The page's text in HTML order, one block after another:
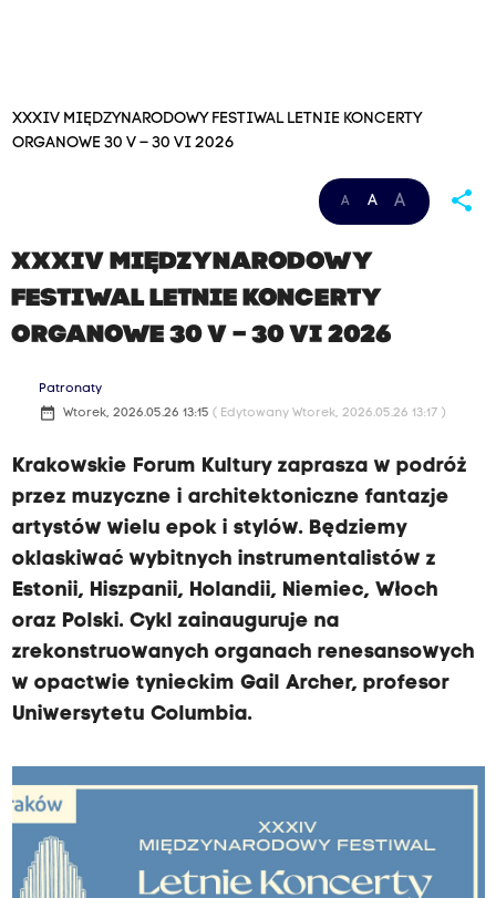
XXXIV MIĘDZYNARODOWY FESTIWAL LETNIE KONCERTY
ORGANOWE 30 V – 30 VI 2026
A A A share
XXXIV MIĘDZYNARODOWY
FESTIWAL LETNIE KONCERTY
ORGANOWE 30 V – 30 VI 2026
Patronaty
date_range Wtorek, 2026.05.26 13:15 ( Edytowany Wtorek, 2026.05.26 13:17 )
Krakowskie Forum Kultury zaprasza w podróż
przez muzyczne i architektoniczne fantazje
artystów wielu epok i stylów. Będziemy
oklaskiwać wybitnych instrumentalistów z
Estonii, Hiszpanii, Holandii, Niemiec, Włoch
oraz Polski. Cykl zainauguruje na
zrekonstruowanych organach renesansowych
w opactwie tynieckim Gail Archer, profesor
Uniwersytetu Columbia.